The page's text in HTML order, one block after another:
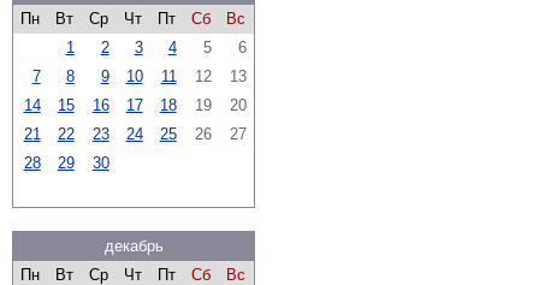
Пн
Вт Ср Чт Пт Сб
Вс
1
2 3 4 5
6
7
8 9 10 11 12
13
14
15 16 17 18 19
20
21
22 23 24 25 26
27
28
29 30
декабрь
Пн
Вт Ср Чт Пт Сб
Вс